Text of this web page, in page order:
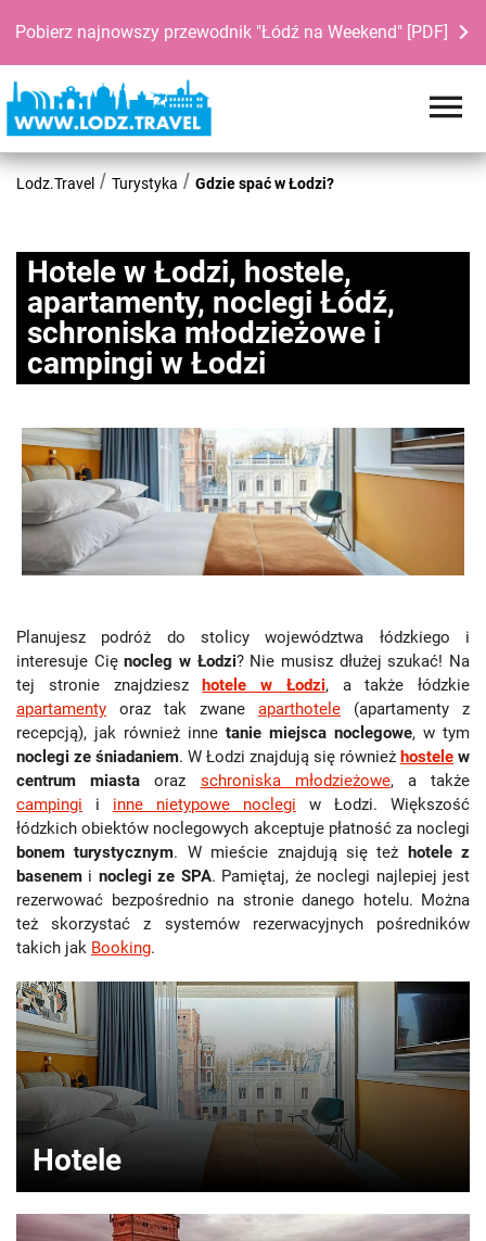
Pobierz najnowszy przewodnik "Łódź na Weekend" [PDF]
Lodz.Travel Turystyka Gdzie spać w Łodzi?
Hotele w Łodzi, hostele,
apartamenty, noclegi Łódź,
schroniska młodzieżowe i
campingi w Łodzi
Planujesz podróż do stolicy województwa łódzkiego i
interesuje Cięnocleg w Łodzi? Nie musisz dłużej szukać! Na
tej stronie znajdziesz hotele w Łodzi, a także łódzkie
apartamenty oraz tak zwane aparthotele (apartamenty z
recepcją), jak również inne tanie miejsca noclegowe, w tym
noclegi ze śniadaniem. W Łodzi znajdują się również hostele w
centrum miasta oraz schroniska młodzieżowe, a także
campingi i inne nietypowe noclegi w Łodzi. Większość
łódzkich obiektów noclegowych akceptuje płatność za noclegi
bonem turystycznym. W mieście znajdują się też
hotele z
basenem i noclegi ze SPA. Pamiętaj, że noclegi najlepiej jest
rezerwować bezpośrednio na stronie danego hotelu. Można
też skorzystać z systemów rezerwacyjnych pośredników
takich jak Booking.
Hotele